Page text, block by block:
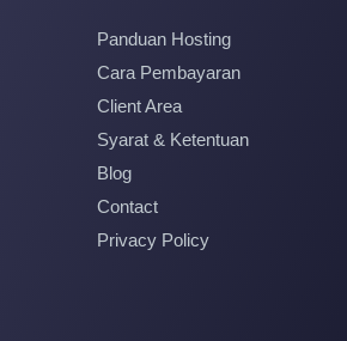
Panduan Hosting
Cara Pembayaran
Client Area
Syarat & Ketentuan
Blog
Contact
Privacy Policy